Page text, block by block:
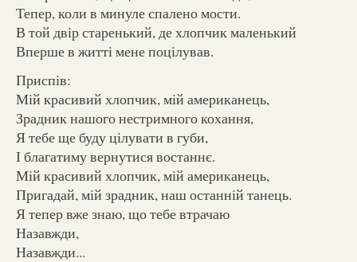
Тепер, коли в минуле спалено мости.
В той двір старенький, де хлопчик маленький
Вперше в житті мене поцілував.
Приспів:
Мій красивий хлопчик, мій американець,
Зрадник нашого нестримного кохання,
Я тебе ще буду цілувати в губи,
І благатиму вернутися востаннє.
Мій красивий хлопчик, мій американець,
Пригадай, мій зрадник, наш останній танець.
Я тепер вже знаю, що тебе втрачаю
Назавжди,
Назавжди...